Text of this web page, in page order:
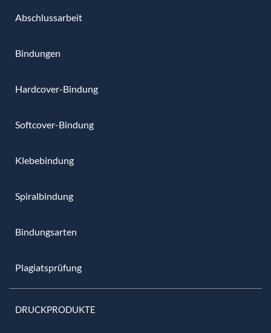
Abschlussarbeit
Bindungen
Hardcover-Bindung
Softcover-Bindung
Klebebindung
Spiralbindung
Bindungsarten
Plagiatsprüfung
DRUCKPRODUKTE